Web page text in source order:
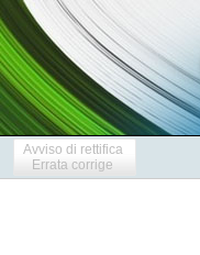
Avviso di rettifica
Errata corrige